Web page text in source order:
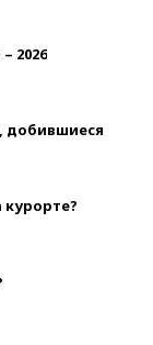
2026
добившиеся
курорте?